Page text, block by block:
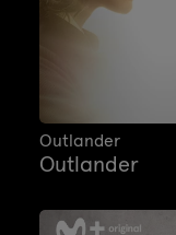
Outlander
Outlander